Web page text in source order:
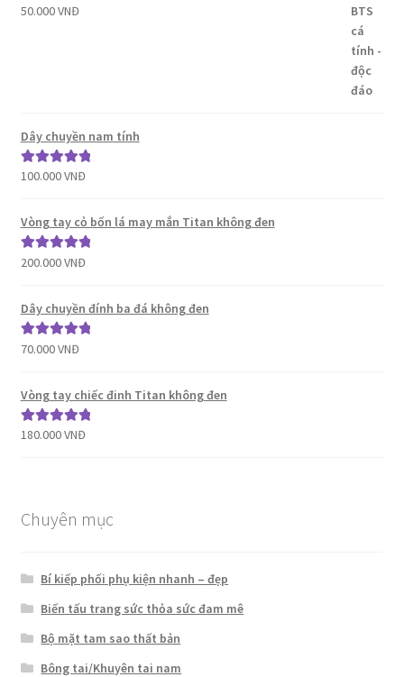
Được xếp
50.000VNĐ
Dây chuyền nam tính
Được xếp
sao
100.000VNĐ
Vòng tay cỏ bốn lá may mắn Titan không đen
Được xếp
sao
200.000VNĐ
Dây chuyền đính ba đá không đen
Được xếp
sao
70.000VNĐ
Vòng tay chiếc đinh Titan không đen
Được xếp
180.000VNĐ
Chuyên mục
Bí kiếp phối phụ kiện nhanh – đẹp
Biến tấu trang sức thỏa sức đam mê
Bộ mặt tam sao thất bản
Bông tai/Khuyên tai nam